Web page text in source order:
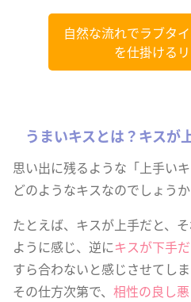
自然な流れでラブタ
を仕掛ける
うまいキスとは？キスが
思い出に残るような「上手い
どのようなキスなのでしょうか
たとえば、キスが上手だと、
ように感じ、逆にキスが下手
すら合わないと感じさせてし
その仕方次第で、 相性の良し